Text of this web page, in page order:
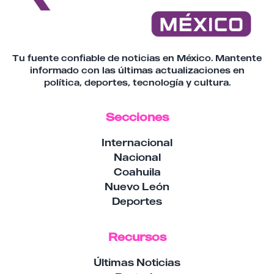
Tu fuente confiable de noticias en México. Mantente
informado con las últimas actualizaciones en
política, deportes, tecnología y cultura.
Secciones
Internacional
Nacional
Coahuila
Nuevo León
Deportes
Recursos
Últimas Noticias